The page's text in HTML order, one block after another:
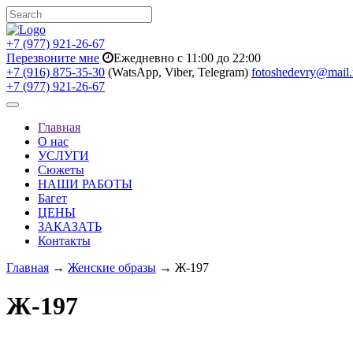
+7 (977) 921-26-67
Перезвоните мне
Ежедневно с 11:00 до 22:00
+7 (916) 875-35-30 (WatsApp, Viber, Telegram)
+7 (977) 921-26-67
Toggle
navigationГлавная
О нас
УСЛУГИ
Сюжеты
НАШИ РАБОТЫ
Багет
ЦЕНЫ
ЗАКАЗАТЬ
Контакты
Главная → Женские образы → Ж-197
Ж-197